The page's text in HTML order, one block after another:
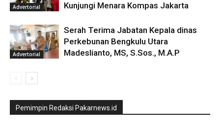
Advertorial
Kunjungi Menara Kompas Jakarta
Advertorial
Serah Terima Jabatan Kepala dinas
Perkebunan Bengkulu Utara
Madeslianto, MS, S.Sos., M.A.P
Pemimpin Redaksi Pakarnews.id